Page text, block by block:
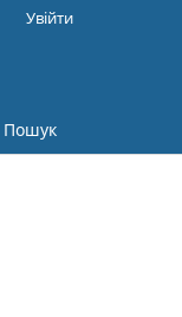
Пошук
Увійти